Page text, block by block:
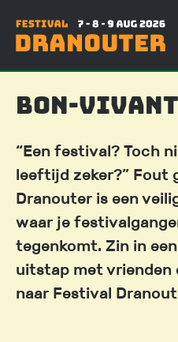
de
inhoud
gaan
Bon-
“Een festival? Toch
leeftijd zeker?” Fout
Dranouter is een
waar je
tegenkomt. Zin in
uitstap met vrienden
naar Festival